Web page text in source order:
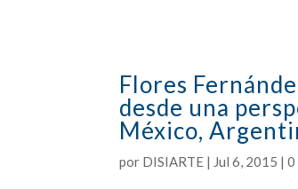
Flores
desde una
México,
por DISIARTE | Jul 6, 2015 |0